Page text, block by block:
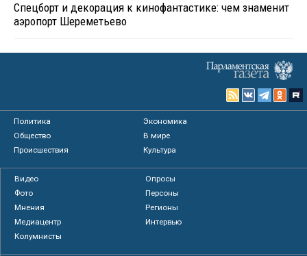
Спецборт и декорация к кинофантастике: чем знаменит
аэропорт Шереметьево
Политика
Экономика
Общество
В мире
Происшествия
Культура
Видео
Опросы
Фото
Персоны
Мнения
Регионы
Медиацентр
Интервью
Колумнисты